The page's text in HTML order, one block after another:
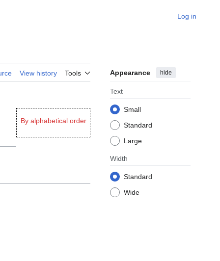
Log in
View history Tools Appearance hide
Text
Small
Standard
Large
Width
Standard
Wide
By alphabetical order